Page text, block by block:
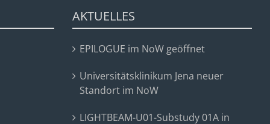
AKTUELLES
EPILOGUE im NoW geöffnet
Universitätsklinikum Jena neuer
Standort im NoW
LIGHTBEAM-U01-Substudy 01A in